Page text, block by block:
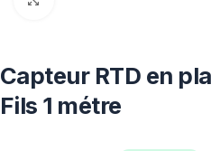
Capteur RTD en
Fils 1 métre